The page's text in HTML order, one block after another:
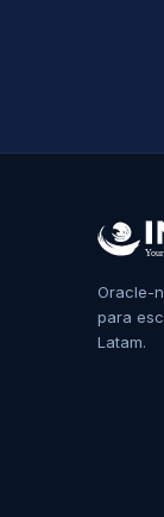
Oracle-
para
Latam.